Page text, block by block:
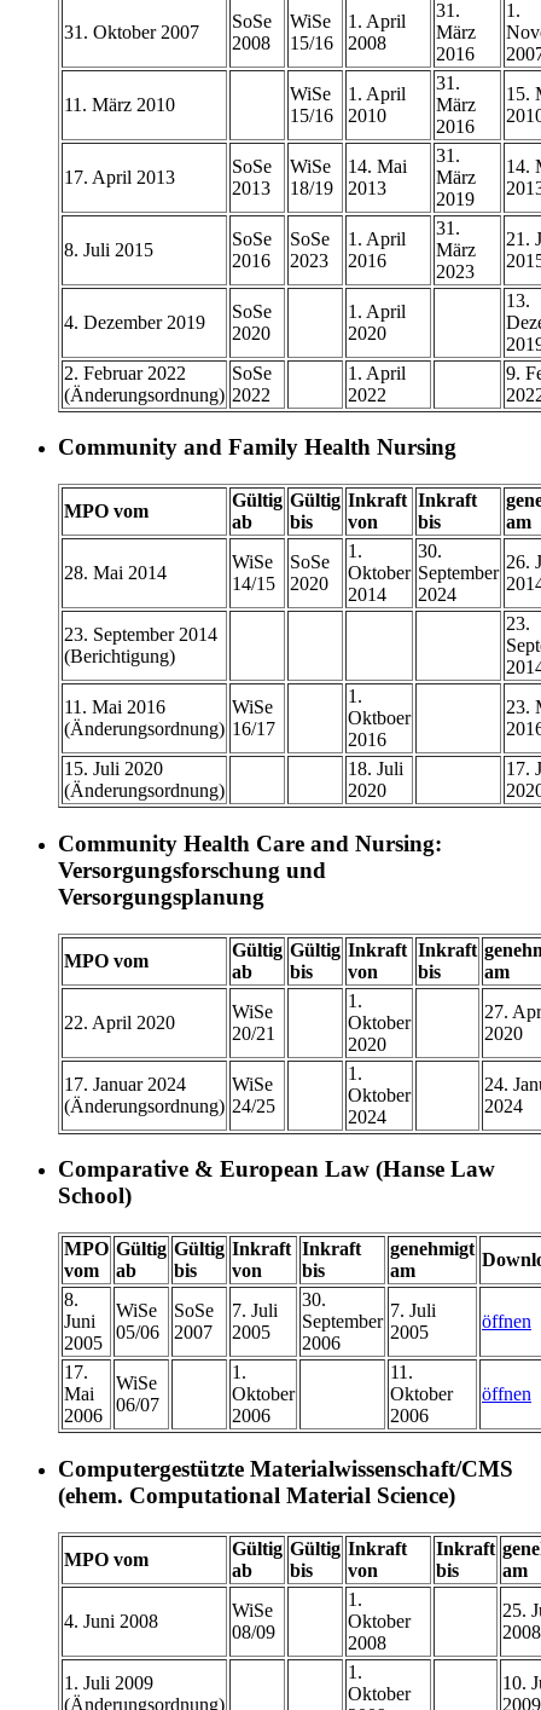
31. Oktober 2007
SoSe
2008
WiSe
15/16
1. April
2008
31.
März
2016
1.
11. März 2010
WiSe
15/16
1. April
2010
31.
März
2016
15.
17. April 2013
SoSe
2013
WiSe
18/19
14. Mai
2013
31.
März
2019
14.
8. Juli 2015
SoSe
2016
SoSe
2023
1. April
2016
31.
März
2023
21.
4. Dezember 2019
SoSe
2020
1. April
2020
13.
2. Februar 2022
(Änderungsordnung)
SoSe
2022
1. April
2022
9.
Community and Family Health Nursing
MPO vom
Gültig
ab
Gültig
bis
Inkraft
von
Inkraft
bis
am
28. Mai 2014
WiSe
14/15
SoSe
2020
1.
Oktober
2014
30.
September
2024
26.
23. September 2014
(Berichtigung)
23.
11. Mai 2016
(Änderungsordnung)
WiSe
16/17
1.
Oktboer
2016
23.
15. Juli 2020
(Änderungsordnung)
18. Juli
2020
17.
Community Health Care and Nursing:
Versorgungsforschung und
Versorgungsplanung
MPO vom
Gültig
ab
Gültig
bis
Inkraft
von
Inkraft
bis
am
22. April 2020
WiSe
20/21
1.
Oktober
2020
27.
2020
17. Januar 2024
(Änderungsordnung)
WiSe
24/25
1.
Oktober
2024
24.
2024
Comparative & European Law (Hanse Law
School)
MPO
vom
Gültig
ab
Gültig
bis
Inkraft
von
Inkraft
bis
genehmigt
am
8.
Juni
2005
WiSe
05/06
SoSe
2007
7. Juli
2005
30.
September
2006
7. Juli
2005
öffnen
17.
Mai
2006
WiSe
06/07
1.
Oktober
2006
11.
Oktober
2006
öffnen
Computergestützte Materialwissenschaft/CMS
(ehem. Computational Material Science)
MPO vom
Gültig
ab
Gültig
bis
Inkraft
von
Inkraft
bis
am
4. Juni 2008
WiSe
08/09
1.
Oktober
2008
25.
2008
1. Juli 2009
(Änderungsordnung)
1.
Oktober
10.
2009